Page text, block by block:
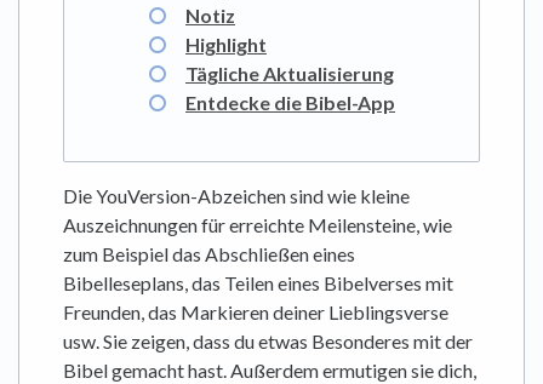
Notiz
Highlight
Tägliche Aktualisierung
Entdecke die Bibel-App
Die YouVersion-Abzeichen sind wie kleine
Auszeichnungen für erreichte Meilensteine, wie
zum Beispiel das Abschließen eines
Bibelleseplans, das Teilen eines Bibelverses mit
Freunden, das Markieren deiner Lieblingsverse
usw. Sie zeigen, dass du etwas Besonderes mit der
Bibel gemacht hast. Außerdem ermutigen sie dich,